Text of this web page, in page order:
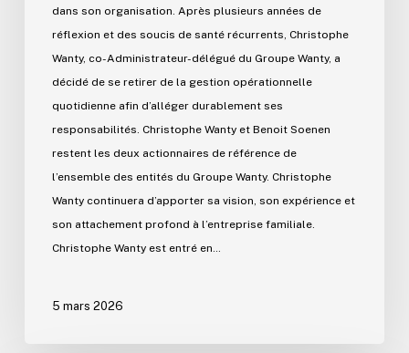
dans son organisation. Après plusieurs années de
réflexion et des soucis de santé récurrents, Christophe
Wanty, co-Administrateur-délégué du Groupe Wanty, a
décidé de se retirer de la gestion opérationnelle
quotidienne afin d’alléger durablement ses
responsabilités. Christophe Wanty et Benoit Soenen
restent les deux actionnaires de référence de
l’ensemble des entités du Groupe Wanty. Christophe
Wanty continuera d’apporter sa vision, son expérience et
son attachement profond à l’entreprise familiale.
Christophe Wanty est entré en…
5 mars 2026